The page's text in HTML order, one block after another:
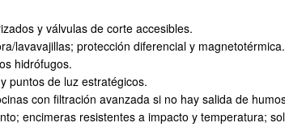
y válvulas de corte accesibles.
lavavajillas; protección diferencial y magnetotérmica.
hidrófugos.
puntos de luz estratégicos.
con filtración avanzada si no hay salida de
encimeras resistentes a impacto y temperatura;